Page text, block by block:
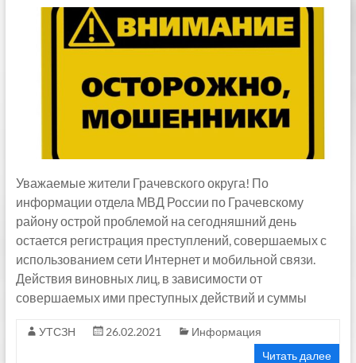
Уважаемые жители Грачевского округа! По
информации отдела МВД России по Грачевскому
району острой проблемой на сегодняшний день
остается регистрация преступлений, совершаемых с
использованием сети Интернет и мобильной связи.
Действия виновных лиц, в зависимости от
совершаемых ими преступных действий и суммы
УТСЗН 26.02.2021
Информация
Читать далее